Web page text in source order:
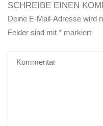
SCHREIBE EINEN
Deine E-Mail-Adresse wird
Felder sind mit* markiert